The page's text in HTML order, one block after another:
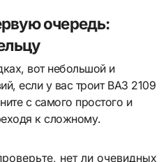
очередь:
вот небольшой и
если у вас троит ВАЗ 2109
с самого простого и
к сложному.
нет ли очевидных